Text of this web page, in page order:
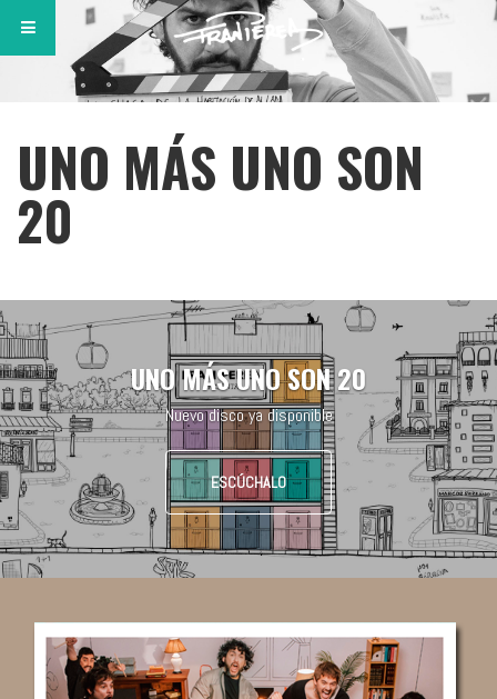
UNO MÁS UNO SON
20
UNO MÁS UNO SON 20
Nuevo disco ya disponible
ESCÚCHALO